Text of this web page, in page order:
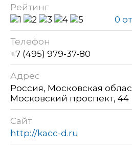
Рейтинг
0
Телефон
+7 (495) 979-37-80
Адрес
Россия, Московская
Московский проспект, 44
Сайт
http://kacc-d.ru